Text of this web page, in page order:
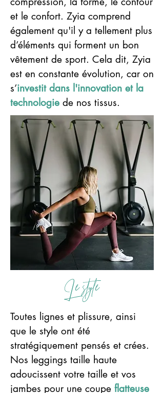
et le confort. Zyia comprend
également qu'il y a tellement plus
d’éléments qui forment un bon
vêtement de sport. Cela dit, Zyia
est en constante évolution, car on
s’investit dans l'innovation et la
technologie de nos tissus.
Le style
Toutes lignes et plissure, ainsi
que le style ont été
stratégiquement pensés et crées.
Nos leggings taille haute
adoucissent votre taille et vos
jambes pour une coupe flatteuse